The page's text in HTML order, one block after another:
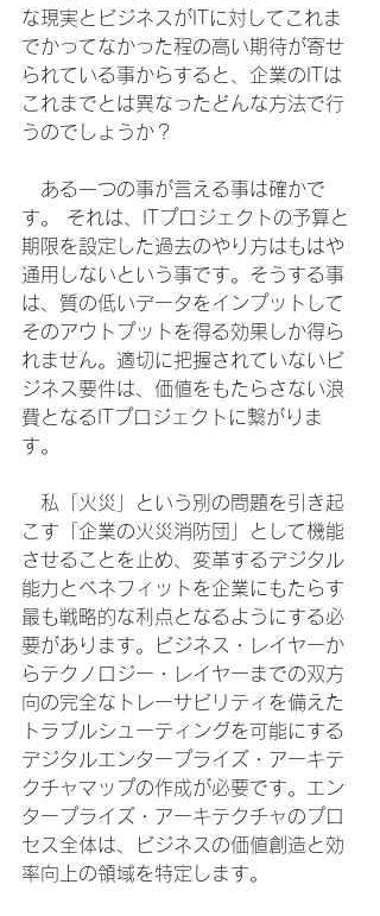
な現実とビジネスがITに対してこれま
でかってなかった程の高い期待が寄せ
られている事からすると、企業のITは
これまでとは異なったどんな方法で行
うのでしょうか？
ある一つの事が言える事は確かで
す。 それは、ITプロジェクトの予算と
期限を設定した過去のやり方はもはや
通用しないという事です。そうする事
は、質の低いデータをインプットして
そのアウトプットを得る効果しか得ら
れません。適切に把握されていないビ
ジネス要件は、価値をもたらさない浪
費となるITプロジェクトに繋がりま
す。
私「火災」という別の問題を引き起
こす「企業の火災消防団」として機能
させることを止め、変革するデジタル
能力とベネフィットを企業にもたらす
最も戦略的な利点となるようにする必
要があります。ビジネス・レイヤーか
らテクノロジー・レイヤーまでの双方
向の完全なトレーサビリティを備えた
トラブルシューティングを可能にする
デジタルエンタープライズ・アーキテ
クチャマップの作成が必要です。エン
タープライズ・アーキテクチャのプロ
セス全体は、ビジネスの価値創造と効
率向上の領域を特定します。